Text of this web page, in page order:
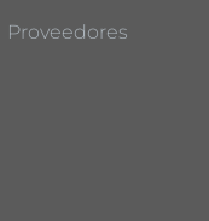
Proveedores